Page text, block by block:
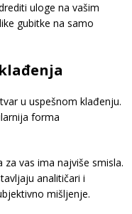
uloge na vašim
gubitke na samo
u uspešnom klađenju.
forma
vas ima najviše smisla.
analitičari i
mišljenje.